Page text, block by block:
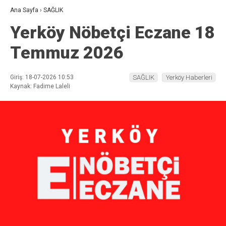
Ana Sayfa › SAĞLIK
Yerköy Nöbetçi Eczane 18
Temmuz 2026
Giriş: 18-07-2026 10:53
Kaynak: Fadime Laleli
SAĞLIK Yerköy Haberleri